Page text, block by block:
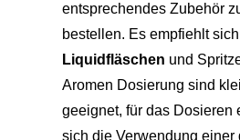
entsprechendes Zubehör
bestellen. Es empfiehlt
Liquidfläschen und
Aromen Dosierung sind
geeignet, für das Dosieren
sich die Verwendung einer